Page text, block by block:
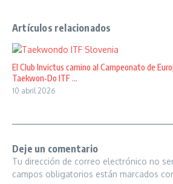
Artículos relacionados
El Club Invictus camino al Campeonato de
Taekwon‑Do ITF ...
10 abril 2026
Deje un comentario
Tu dirección de correo electrónico no
campos obligatorios están marcados